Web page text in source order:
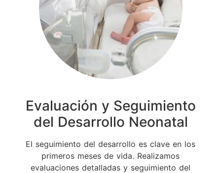
Evaluación y Seguimiento
del Desarrollo Neonatal
El seguimiento del desarrollo es clave en los
primeros meses de vida. Realizamos
evaluaciones detalladas y seguimiento del